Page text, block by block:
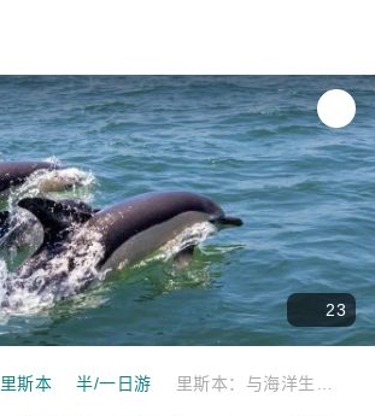
23
里斯本 半/一日游